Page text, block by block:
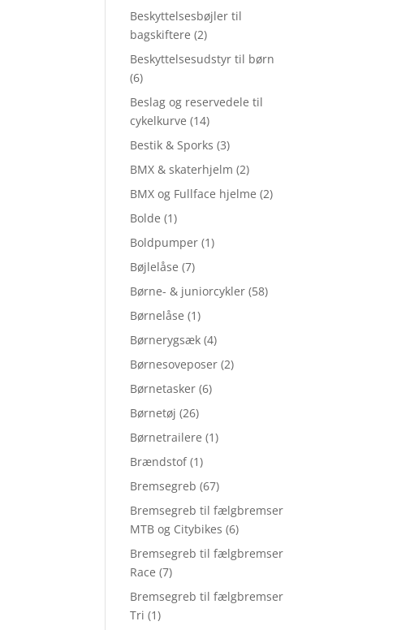
Beskyttelsesbøjler til
bagskiftere (2)
Beskyttelsesudstyr til børn
(6)
Beslag og reservedele til
cykelkurve (14)
Bestik & Sporks (3)
BMX & skaterhjelm (2)
BMX og Fullface hjelme (2)
Bolde (1)
Boldpumper (1)
Bøjlelåse (7)
Børne- & juniorcykler (58)
Børnelåse (1)
Børnerygsæk (4)
Børnesoveposer (2)
Børnetasker (6)
Børnetøj (26)
Børnetrailere (1)
Brændstof (1)
Bremsegreb (67)
Bremsegreb til fælgbremser
MTB og Citybikes (6)
Bremsegreb til fælgbremser
Race (7)
Bremsegreb til fælgbremser
Tri (1)